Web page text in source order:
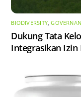
BIODIVERSITY,
Dukung Tata
Integrasikan Izin